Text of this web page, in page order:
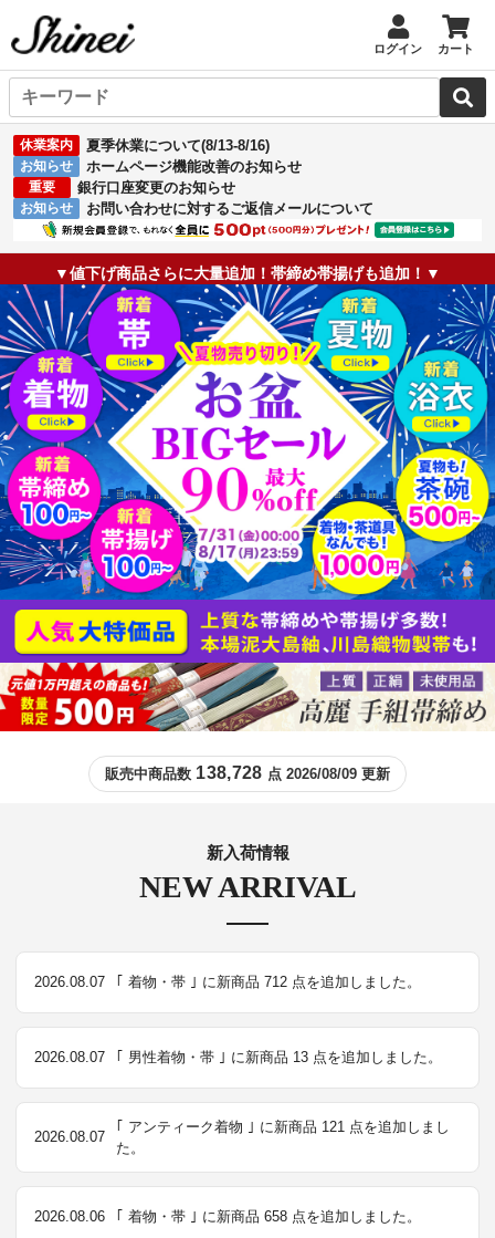
ログイン カート
休業案内 夏季休業について(8/13-8/16)
お知らせ ホームページ機能改善のお知らせ
重要 銀行口座変更のお知らせ
お知らせ お問い合わせに対するご返信メールについて
▼値下げ商品さらに大量追加！帯締め帯揚げも追加！▼
販売中商品数 138,728 点 2026/08/09 更新
NEW ARRIVAL
新入荷情報
2026.08.07 ｢ 着物・帯 ｣ に新商品 712 点を追加しました。
2026.08.07 ｢ 男性着物・帯 ｣ に新商品 13 点を追加しました。
2026.08.07
｢ アンティーク着物 ｣ に新商品 121 点を追加しまし
た。
2026.08.06 ｢ 着物・帯 ｣ に新商品 658 点を追加しました。